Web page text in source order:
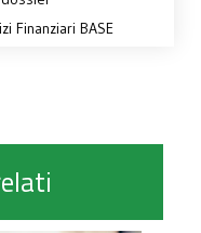
Finanziari BASE